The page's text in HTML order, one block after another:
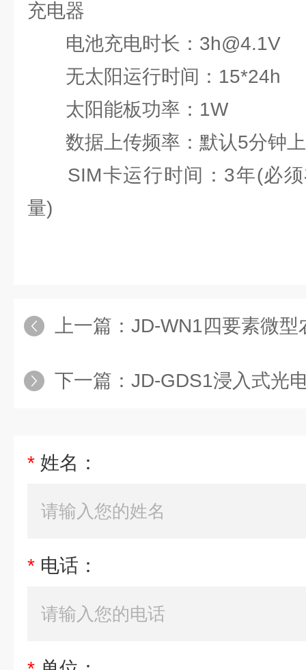
充电器
电池充电时长：3h@4.1V
无太阳运行时间：15*24h
太阳能板功率：1W
数据上传频率：默认5分钟上
SIM卡运行时间：3年(必须
量)
上一篇： JD-WN1四要素微型
下一篇： JD-GDS1浸入式光
* 姓名：
* 电话：